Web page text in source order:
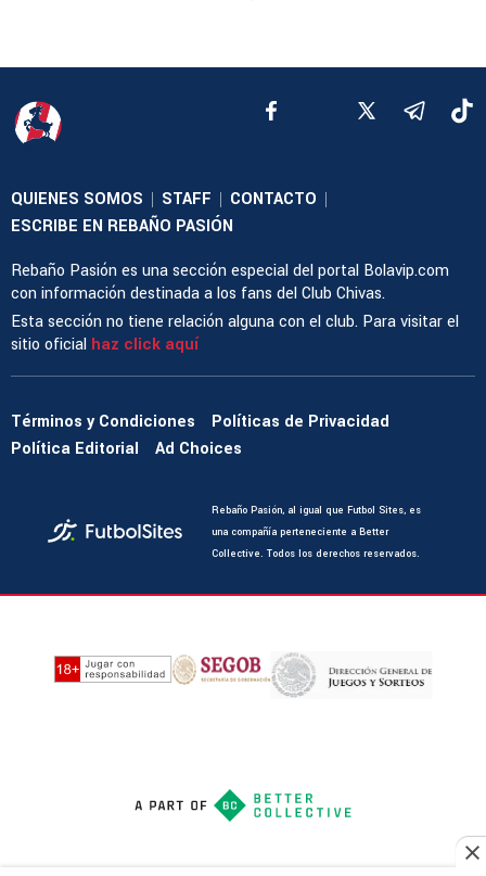
QUIENES SOMOS | STAFF | CONTACTO |
ESCRIBE EN REBAÑO PASIÓN
Rebaño Pasión es una sección especial del portal Bolavip.com
con información destinada a los fans del Club Chivas.
Esta sección no tiene relación alguna con el club. Para visitar el
sitio oficial haz click aquí
Términos y Condiciones
Políticas de Privacidad
Política Editorial
Ad Choices
Rebaño Pasión, al igual que Futbol Sites, es
una compañía perteneciente a Better
Collective. Todos los derechos reservados.